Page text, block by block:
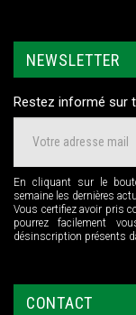
NEWSLETTER
Restez informé sur
En cliquant sur le
semaine les dernières
Vous certifiez avoir pris
pourrez facilement
désinscription présents
CONTACT